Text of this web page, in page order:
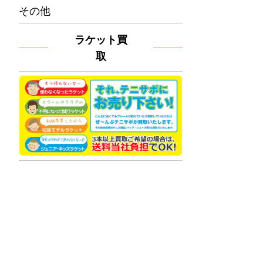
その他
ラケット買
取